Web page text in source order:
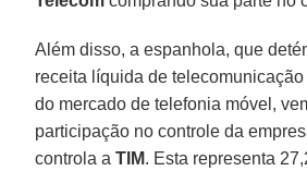
Além disso, a espanhola, que
receita líquida de
do mercado de telefonia móvel,
participação no controle da
controla aTIM. Esta representa